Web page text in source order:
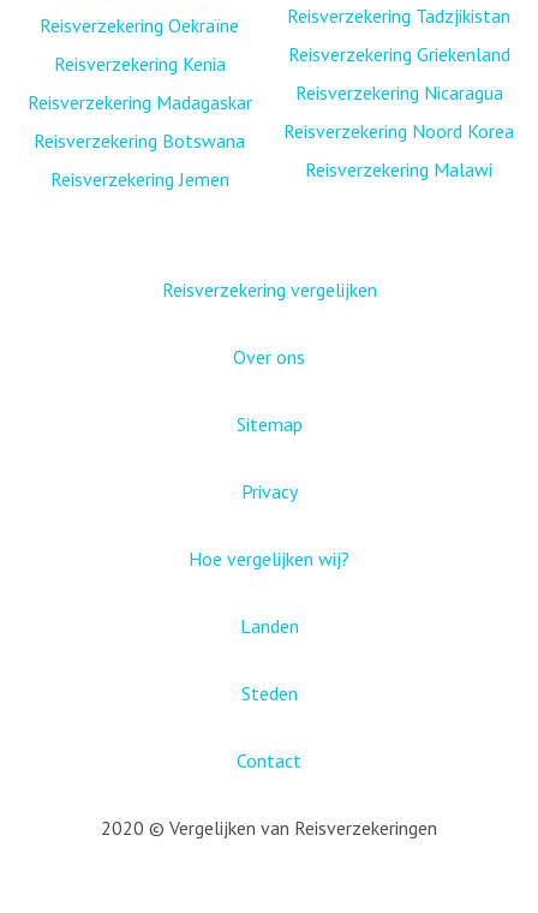
Reisverzekering Oekraïne
Reisverzekering Kenia
Reisverzekering Madagaskar
Reisverzekering Botswana
Reisverzekering Jemen
Reisverzekering Tadzjikistan
Reisverzekering Griekenland
Reisverzekering Nicaragua
Reisverzekering Noord Korea
Reisverzekering Malawi
Reisverzekering vergelijken
Over ons
Sitemap
Privacy
Hoe vergelijken wij?
Landen
Steden
Contact
2020 © Vergelijken van Reisverzekeringen